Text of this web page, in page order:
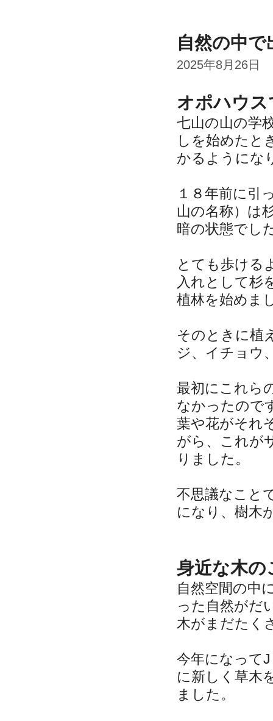
自然の中
2025年8月26日
オポハウ
七山の山の学
しを始めたと
かるようにな
１８年前に引
山の名称）は
暗の状態でし
とても歩ける
入れとして杉
植林を始めま
そのときに植
ジ、イチョウ
最初にこれら
なかったので
葉や花がそれ
がら、これが
りました。
不思議なこと
になり、樹木
身近な木の
自然空間の中
った自然がだ
木がまだたく
今年になって
に新しく草木
ました。